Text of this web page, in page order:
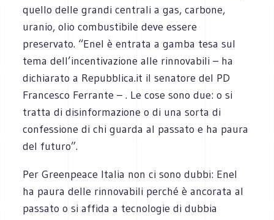
quello delle grandi centrali a gas, carbone,
uranio, olio combustibile deve essere
preservato. “Enel è entrata a gamba tesa sul
tema dell’incentivazione alle rinnovabili – ha
dichiarato a Repubblica.it il senatore del PD
Francesco Ferrante – . Le cose sono due: o si
tratta di disinformazione o di una sorta di
confessione di chi guarda al passato e ha paura
del futuro”.
Per Greenpeace Italia non ci sono dubbi: Enel
ha paura delle rinnovabili perché è ancorata al
passato o si affida a tecnologie di dubbia